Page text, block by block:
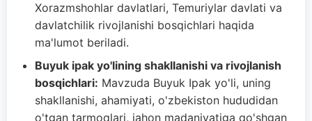
Xorazmshohlar davlatlari, Temuriylar davlati va
davlatchilik rivojlanishi bosqichlari haqida
ma'lumot beriladi.
Buyuk ipak yo'lining shakllanishi va rivojlanish
bosqichlari: Mavzuda Buyuk Ipak yo'li, uning
shakllanishi, ahamiyati, o'zbekiston hududidan
o'tgan tarmoqlari, jahon madaniyatiga qo'shgan